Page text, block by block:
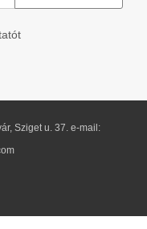
Sziget u. 37. e-mail: